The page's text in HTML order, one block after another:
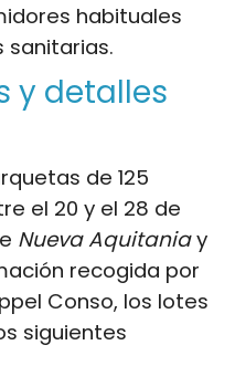
habituales
sanitarias.
y detalles
de 125
el 20 y el 28 de
Nueva Aquitaniay
recogida por
Conso, los lotes
siguientes